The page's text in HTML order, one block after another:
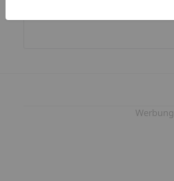
Werbung